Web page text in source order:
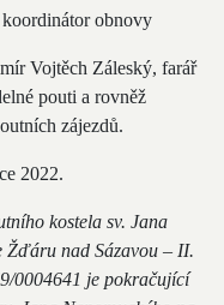
obnovy
Vojtěch Záleský, farář
pouti a rovněž
zájezdů.
2022.
kostela sv. Jana
Žďáru nad Sázavou – II.
0004641 je pokračující